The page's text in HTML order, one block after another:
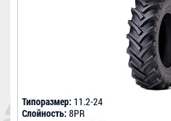
Типоразмер: 11.2-24
Слойность: 8PR